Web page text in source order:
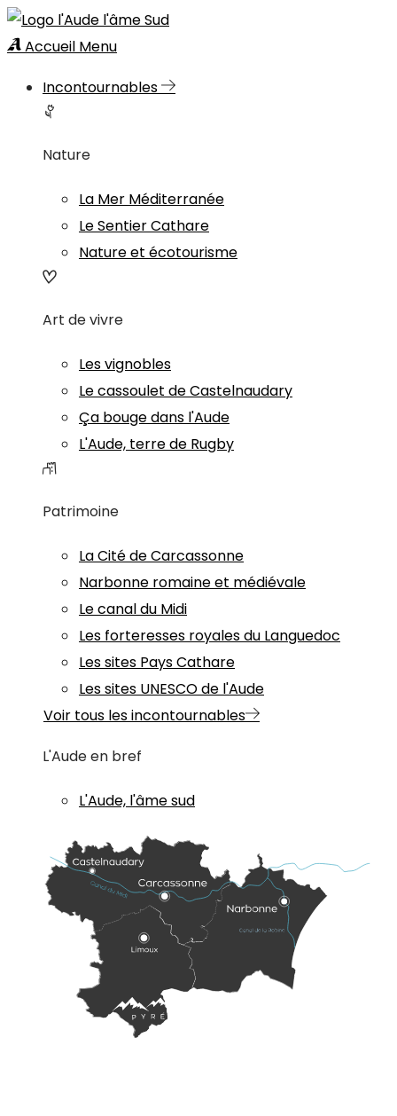
Accueil Menu
Incontournables
Nature
La Mer Méditerranée
Le Sentier Cathare
Nature et écotourisme
Art de vivre
Les vignobles
Le cassoulet de Castelnaudary
Ça bouge dans l'Aude
L'Aude, terre de Rugby
Patrimoine
La Cité de Carcassonne
Narbonne romaine et médiévale
Le canal du Midi
Les forteresses royales du Languedoc
Les sites Pays Cathare
Les sites UNESCO de l'Aude
Voir tous les incontournables
L'Aude en bref
L'Aude, l'âme sud